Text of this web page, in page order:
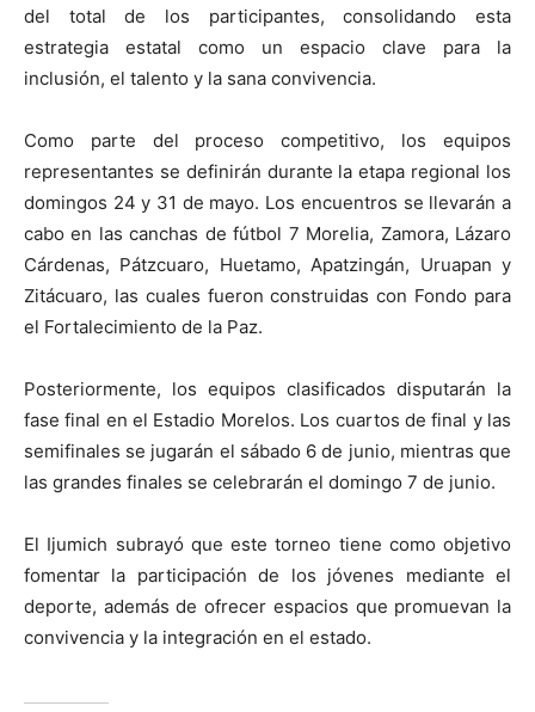
del total de los participantes, consolidando esta
estrategia estatal como un espacio clave para la
inclusión, el talento y la sana convivencia.
Como parte del proceso competitivo, los equipos
representantes se definirán durante la etapa regional los
domingos 24 y 31 de mayo. Los encuentros se llevarán a
cabo en las canchas de fútbol 7 Morelia, Zamora, Lázaro
Cárdenas, Pátzcuaro, Huetamo, Apatzingán, Uruapan y
Zitácuaro, las cuales fueron construidas con Fondo para
el Fortalecimiento de la Paz.
Posteriormente, los equipos clasificados disputarán la
fase final en el Estadio Morelos. Los cuartos de final y las
semifinales se jugarán el sábado 6 de junio, mientras que
las grandes finales se celebrarán el domingo 7 de junio.
El Ijumich subrayó que este torneo tiene como objetivo
fomentar la participación de los jóvenes mediante el
deporte, además de ofrecer espacios que promuevan la
convivencia y la integración en el estado.